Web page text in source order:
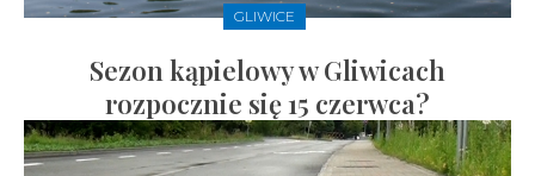
GLIWICE
Sezon kąpielowy w Gliwicach
rozpocznie się 15 czerwca?